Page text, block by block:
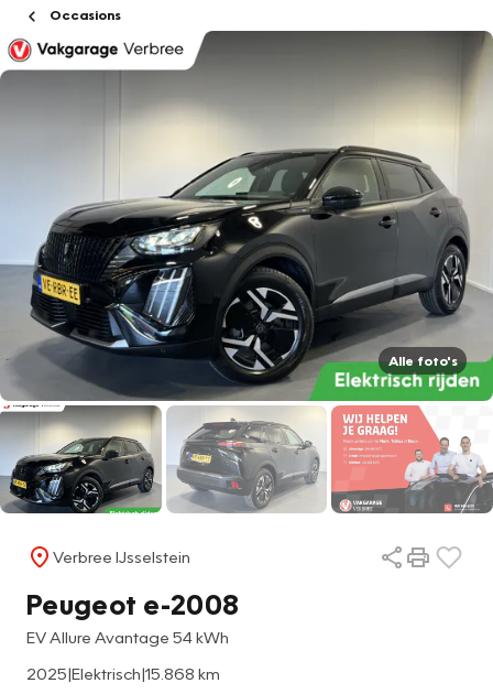
Occasions
Alle foto's
Verbree IJsselstein
Peugeot e-2008
EV Allure Avantage 54 kWh
2025|Elektrisch|15.868 km